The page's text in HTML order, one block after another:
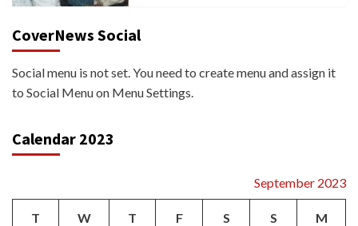
CoverNews Social
Social menu is not set. You need to create menu and assign it
to Social Menu on Menu Settings.
Calendar 2023
September 2023
T W T F S S M